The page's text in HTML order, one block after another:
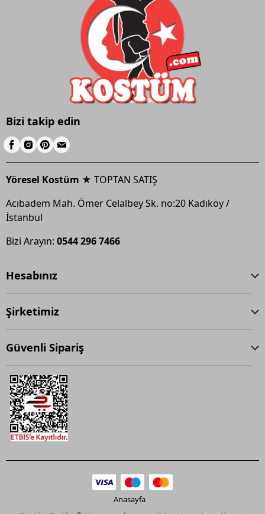
Bizi takip edin
Yöresel Kostüm ★ TOPTAN SATIŞ
Acıbadem Mah. Ömer Celalbey Sk. no:20 Kadıköy /
İstanbul
Bizi Arayın: 0544 296 7466
Hesabınız
Şirketimiz
Güvenli Sipariş
Anasayfa